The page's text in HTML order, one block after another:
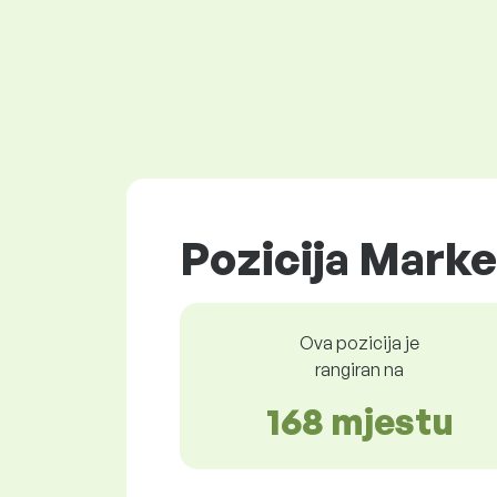
Pozicija
Ova pozicija je
rangiran na
168 mjestu